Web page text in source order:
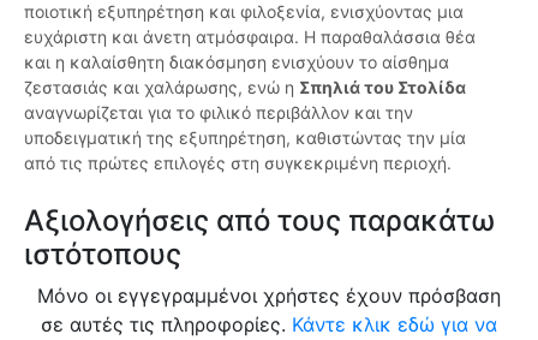
ποιοτική εξυπηρέτηση και φιλοξενία, ενισχύοντας μια
ευχάριστη και άνετη ατμόσφαιρα. Η παραθαλάσσια θέα
και η καλαίσθητη διακόσμηση ενισχύουν το αίσθημα
ζεστασιάς και χαλάρωσης, ενώ η Σπηλιά του Στολίδα
αναγνωρίζεται για το φιλικό περιβάλλον και την
υποδειγματική της εξυπηρέτηση, καθιστώντας την μία
από τις πρώτες επιλογές στη συγκεκριμένη περιοχή.
Αξιολογήσεις από τους παρακάτω
ιστότοπους
Μόνο οι εγγεγραμμένοι χρήστες έχουν πρόσβαση
σε αυτές τις πληροφορίες. Κάντε κλικ εδώ για να